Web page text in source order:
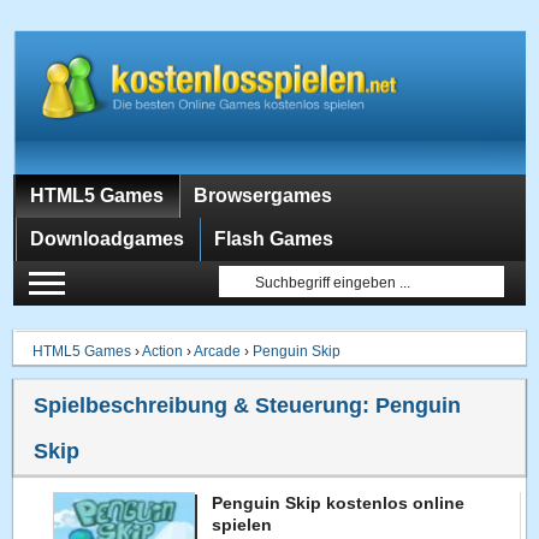
HTML5 Games Browsergames
Downloadgames Flash Games
HTML5 Games ›Action ›Arcade › Penguin Skip
Spielbeschreibung & Steuerung: Penguin
Skip
Penguin Skip kostenlos online
spielen